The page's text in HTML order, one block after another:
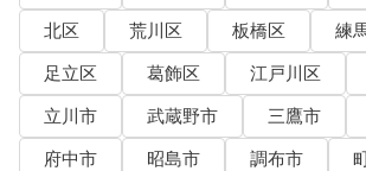
北区
荒川区 板橋区
練
足立区
葛飾区 江戸川区
立川市
武蔵野市 三鷹市
府中市
昭島市 調布市